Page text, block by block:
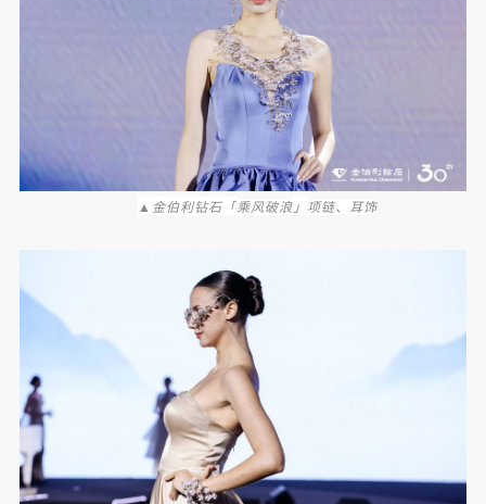
▲金伯利钻石「乘风破浪」 项链、耳饰